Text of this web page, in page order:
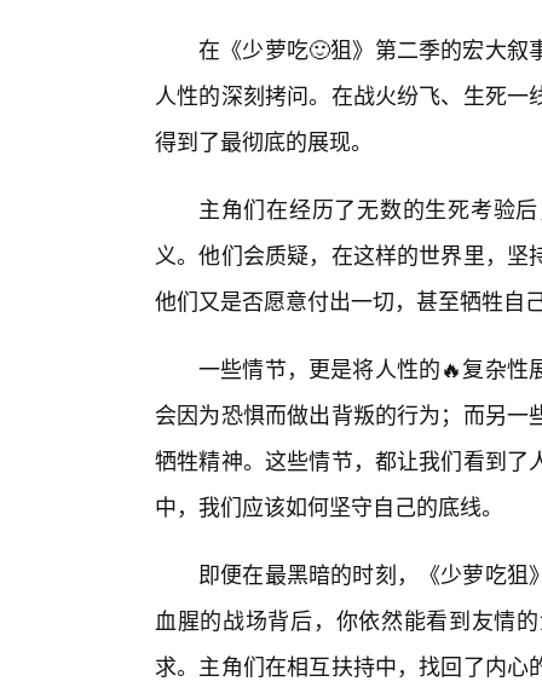
在《少萝吃🙂狙》第二季的宏大叙
人性的深刻拷问。在战火纷飞、生死
得到了最彻底的展现。
主角们在经历了无数的生死考验
义。他们会质疑，在这样的世界里，
他们又是否愿意付出一切，甚至牺牲自
一些情节，更是将人性的🔥复杂性
会因为恐惧而做出背叛的行为；而另
牺牲精神。这些情节，都让我们看到
中，我们应该如何坚守自己的底线。
即便在最黑暗的时刻，《少萝吃
血腥的战场背后，你依然能看到友情
求。主角们在相互扶持中，找回了内